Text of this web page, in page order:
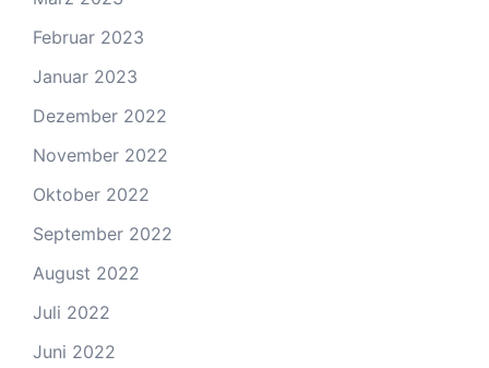
Februar 2023
Januar 2023
Dezember 2022
November 2022
Oktober 2022
September 2022
August 2022
Juli 2022
Juni 2022